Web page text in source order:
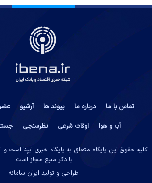
تماس با ما درباره ما پیوند ها آرشیو
آب و هوا
اوقات شرعی نظرسنجی
کلیه حقوق این پایگاه متعلق به پایگاه خبری ایبِنا است و
با ذکر منبع مجاز است.
طراحی و تولید ایران سامانه